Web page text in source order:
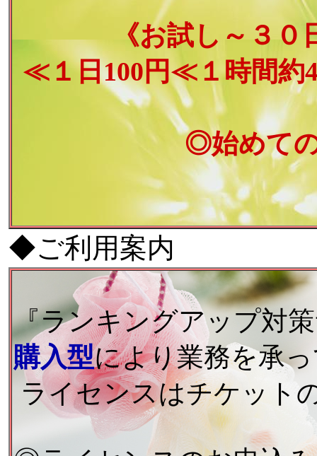
《お試し～３
≪１日100円≪１時間約
◎始めて
◆ご利用案内
『ランキングアップ対
購入型により業務を承
ライセンスはチケット